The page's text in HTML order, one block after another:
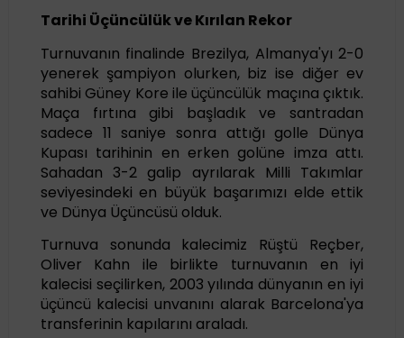
Tarihi Üçüncülük ve Kırılan Rekor
Turnuvanın finalinde Brezilya, Almanya'yı 2-0
yenerek şampiyon olurken, biz ise diğer ev
sahibi Güney Kore ile üçüncülük maçına çıktık.
Maça fırtına gibi başladık ve santradan
sadece 11 saniye sonra attığı golle Dünya
Kupası tarihinin en erken golüne imza attı.
Sahadan 3-2 galip ayrılarak Milli Takımlar
seviyesindeki en büyük başarımızı elde ettik
ve Dünya Üçüncüsü olduk.
Turnuva sonunda kalecimiz Rüştü Reçber,
Oliver Kahn ile birlikte turnuvanın en iyi
kalecisi seçilirken, 2003 yılında dünyanın en iyi
üçüncü kalecisi unvanını alarak Barcelona'ya
transferinin kapılarını araladı.